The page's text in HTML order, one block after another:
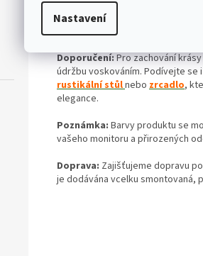
Nastavení
Počet skřínek: 3 uzavřené
Úložný prostor: Prostorné
Rozměry (šxhxv): 167 x 55 x
Doporučení:Pro zachování
údržbu voskováním. Podívejte se
rustikální stůlnebo zrcadlo,
elegance.
Poznámka: Barvy produktu se
vašeho monitoru a přirozených
Doprava: Zajišťujeme dopravu
je dodávána vcelku smontovaná,